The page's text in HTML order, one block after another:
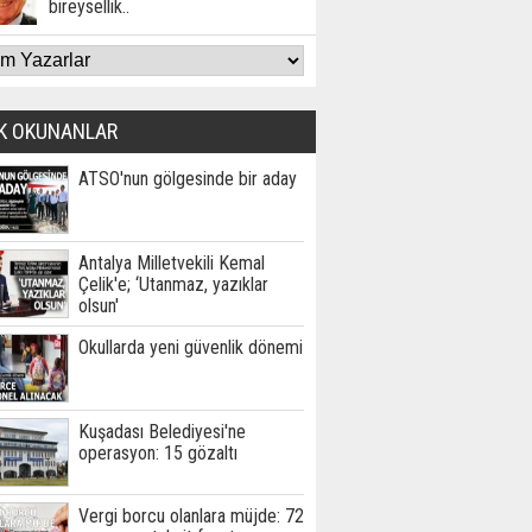
bireysellik..
OKUNANLAR
ATSO'nun gölgesinde bir aday
Antalya Milletvekili Kemal
Çelik'e; ‘Utanmaz, yazıklar
olsun'
Okullarda yeni güvenlik dönemi
Kuşadası Belediyesi'ne
operasyon: 15 gözaltı
Vergi borcu olanlara müjde: 72